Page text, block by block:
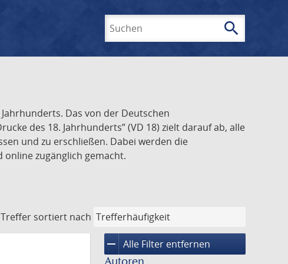
search
Das von der Deutschen
des 18. Jahrhunderts” (VD 18) zielt darauf ab, alle
und zu erschließen. Dabei werden die
zugänglich gemacht.
sortiert nach
remove Alle Filter entfernen